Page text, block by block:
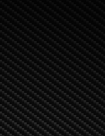
varianter.
De
olika
alternativen
kan
väljas
på
produktsidan